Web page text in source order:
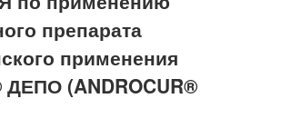
препарата
применения
(ANDROCUR®